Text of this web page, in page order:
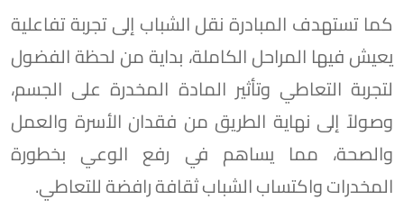
كما تستهدف المبادرة نقل الشباب إلى تجربة تفاعلية
يعيش فيها المراحل الكاملة، بداية من لحظة الفضول
لتجربة التعاطي وتأثير المادة المخدرة على الجسم،
وصولاً إلى نهاية الطريق من فقدان الأسرة والعمل
والصحة، مما يساهم في رفع الوعي بخطورة
المخدرات واكتساب الشباب ثقافة رافضة للتعاطي.